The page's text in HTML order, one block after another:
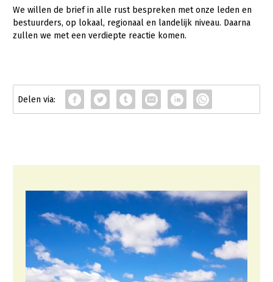
Kalverhouderij
Konijnenhouderij
Pluimveehouderij
Schapenhouderij
Akkerbouw
Biologische Landbouw
Bollenteelt
Bomen, vaste planten en zomerbloemen
We willen de brief in alle rust bespreken met onze leden en
bestuurders, op lokaal, regionaal en landelijk niveau. Daarna
zullen we met een verdiepte reactie komen.